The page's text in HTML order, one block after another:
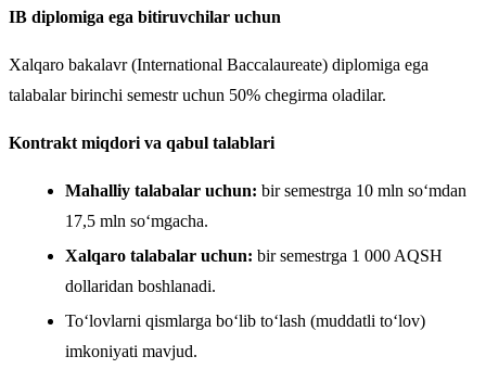
IB diplomiga ega bitiruvchilar uchun
Xalqaro bakalavr (International Baccalaureate) diplomiga ega
talabalar birinchi semestr uchun 50% chegirma oladilar.
Kontrakt miqdori va qabul talablari
Mahalliy talabalar uchun: bir semestrga 10 mln so‘mdan
17,5 mln so‘mgacha.
Xalqaro talabalar uchun: bir semestrga 1 000 AQSH
dollaridan boshlanadi.
To‘lovlarni qismlarga bo‘lib to‘lash (muddatli to‘lov)
imkoniyati mavjud.